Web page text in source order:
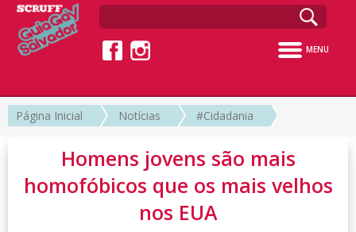
MENU
Página Inicial Notícias #Cidadania
Homens jovens são mais
homofóbicos que os mais velhos
nos EUA